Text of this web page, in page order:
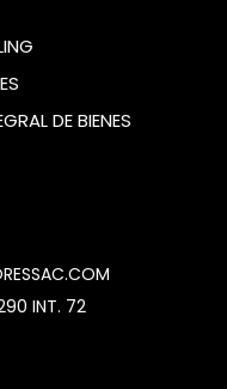
DE BIENES
INT. 72